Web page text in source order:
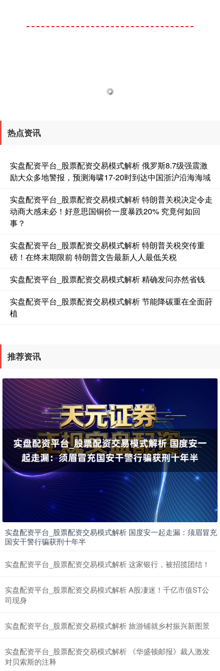
热点资讯
实盘配资平台_股票配资交易模式解析 俄罗斯8.7级强震激
励大众多地警报，预测海啸17-20时到达中国浙沪沿海海域
实盘配资平台_股票配资交易模式解析 特朗普关税决定令走
动商大感未必！好意思国铜价一度暴跌20% 究竟何如回
事？
实盘配资平台_股票配资交易模式解析 特朗普关税突传重
磅！在终末期限前 特朗普文告最新人人最低关税
实盘配资平台_股票配资交易模式解析 精确发问亦然省钱
实盘配资平台_股票配资交易模式解析 节能降碳重在全面莳
植
推荐资讯
实盘配资平台_股票配资交易模式解析 国度安一起走漏：须眉冒充
国安干警行骗获刑十年半
实盘配资平台_股票配资交易模式解析 这家银行，被招揽团结！
实盘配资平台_股票配资交易模式解析 A股凄迷！千亿市值ST公
司现身
实盘配资平台_股票配资交易模式解析 旅游铺就乡村振兴新图景
实盘配资平台_股票配资交易模式解析 《华盛顿邮报》裁人激发
对贝索斯的注释